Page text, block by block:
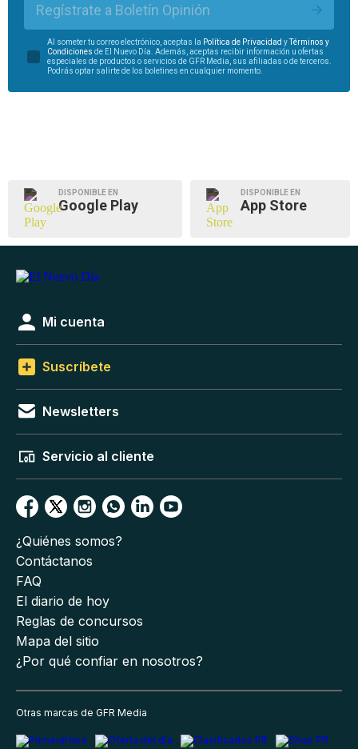
Regístrate a Boletín Opinión
Al someter tu correo electrónico, aceptas la Política de Privacidad yTérminos y
Condiciones de El Nuevo Día. Además, aceptas recibir información u ofertas
especiales de productos o servicios de GFR Media, sus afiliadas o de terceros.
Podrás optar salirte de los boletines en cualquier momento.
DISPONIBLE EN
Google Play
DISPONIBLE EN
App Store
Mi cuenta
Suscríbete
Newsletters
Servicio al cliente
¿Quiénes somos?
Contáctanos
FAQ
El diario de hoy
Reglas de concursos
Mapa del sitio
¿Por qué confiar en nosotros?
Otras marcas de GFR Media